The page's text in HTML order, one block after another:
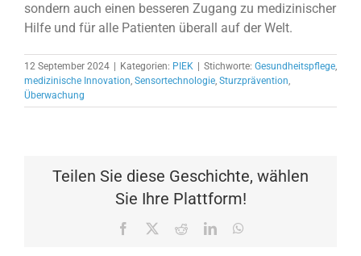
sondern auch einen besseren Zugang zu medizinischer
Hilfe und für alle Patienten überall auf der Welt.
12 September 2024 Kategorien: PIEK Stichworte: Gesundheitspflege,
medizinische Innovation, Sensortechnologie, Sturzprävention,
Überwachung
Teilen Sie diese Geschichte, wählen
Sie Ihre Plattform!
Facebook RedditLinkedIn